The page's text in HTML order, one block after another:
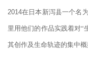
2014在日本新泻县一个名
里用他们的作品实践着对“
其创作及生命轨迹的集中概